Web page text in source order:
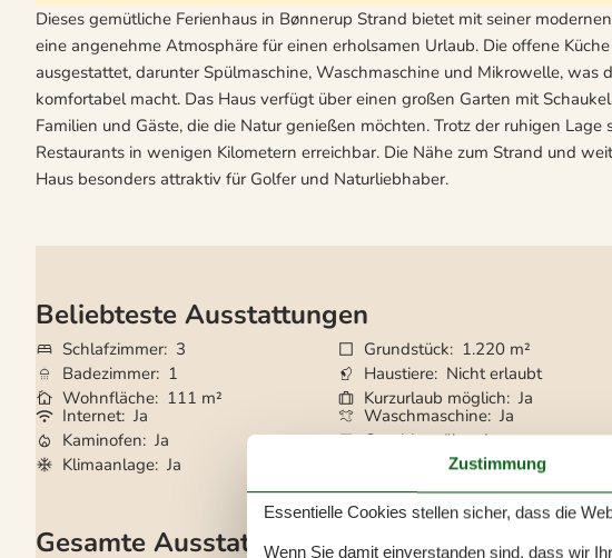
Dieses gemütliche Ferienhaus in Bønnerup Strand bietet mit seiner
eine angenehme Atmosphäre für einen erholsamen Urlaub. Die offene
ausgestattet, darunter Spülmaschine, Waschmaschine und Mikrowelle, was
komfortabel macht. Das Haus verfügt über einen großen Garten mit
Familien und Gäste, die die Natur genießen möchten. Trotz der ruhigen
Restaurants in wenigen Kilometern erreichbar. Die Nähe zum Strand und
Haus besonders attraktiv für Golfer und Naturliebhaber.
Beliebteste Ausstattungen
Schlafzimmer 3
Badezimmer 1
Wohnfläche 111 m²
Grundstück
1.220 m²
Haustiere Nicht erlaubt
Kurzurlaub möglich
Ja
Internet Ja
Kaminofen Ja
Klimaanlage Ja
Waschmaschine Ja
Geschirrspüler Ja
Nichtraucher Ja
Gesamte Ausstattung
Zustimmung
Essentielle Cookies stellen sicher, dass die
Wenn Sie damit einverstanden sind, dass wir